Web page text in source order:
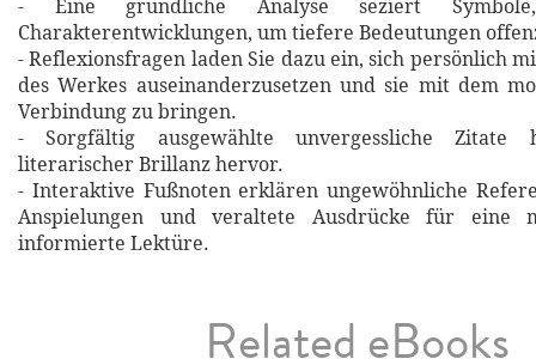
- Eine gründliche Analyse seziert
Charakterentwicklungen, um tiefere Bedeutungen
- Reflexionsfragen laden Sie dazu ein, sich persönlich
des Werkes auseinanderzusetzen und sie mit dem
Verbindung zu bringen.
- Sorgfältig ausgewählte unvergessliche Zitate
literarischer Brillanz hervor.
- Interaktive Fußnoten erklären ungewöhnliche
Anspielungen und veraltete Ausdrücke für eine
informierte Lektüre.
Related eBooks